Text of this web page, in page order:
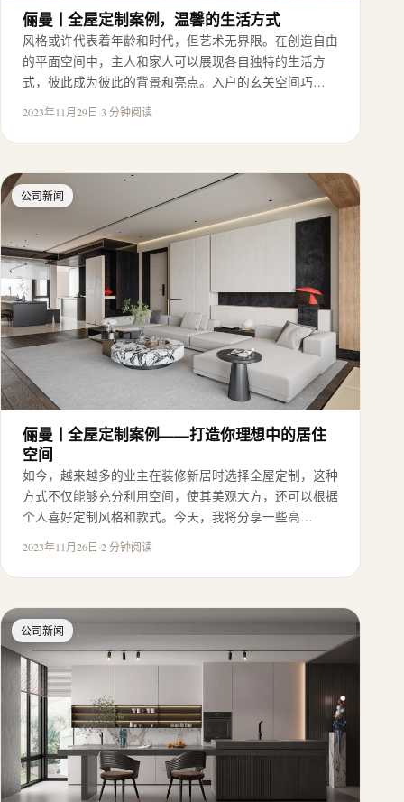
俪曼丨全屋定制案例，温馨的生活方式
风格或许代表着年龄和时代，但艺术无界限。在创造自由
的平面空间中，主人和家人可以展现各自独特的生活方
式，彼此成为彼此的背景和亮点。入户的玄关空间巧…
2023年11月29日·3 分钟阅读
公司新闻
俪曼丨全屋定制案例——打造你理想中的居住
空间
如今，越来越多的业主在装修新居时选择全屋定制，这种
方式不仅能够充分利用空间，使其美观大方，还可以根据
个人喜好定制风格和款式。今天，我将分享一些高…
2023年11月26日·2 分钟阅读
公司新闻